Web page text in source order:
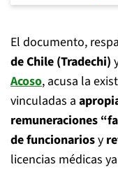
El documento,
de Chile (Tradechi)
Acoso, acusa la
vinculadas a
remuneraciones
de funcionariosy
licencias médicas